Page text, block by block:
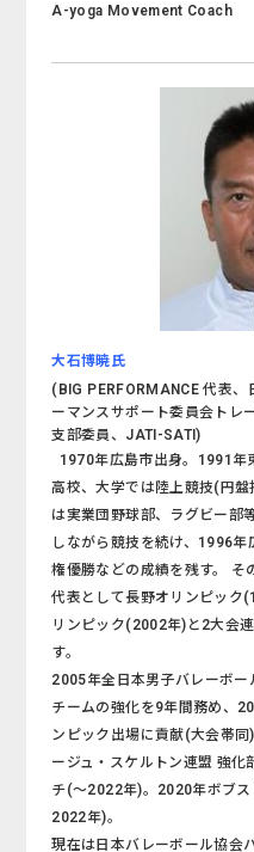
A-yoga Movement Coach
大石博暁氏
(BIG PERFORMANCE 代表
ーマンスサポート委員会トレ
支部委員、JATI-SATI)
1970年広島市出身。1991年
高校、大学では陸上競技(円
は実業団野球部、ラグビー部
しながら競技を続け、1996
権優勝などの成績を残す。 そ
代表として長野オリンピック
リンピック(2002年)と2大会
す。
2005年全日本男子バレーボ
チームの強化を9年間務め、
ンピック出場に貢献(大会帯
ージュ・スケルトン連盟 強化
チ(～2022年)。2020年ボブ
2022年)。
現在は日本バレーボール協会